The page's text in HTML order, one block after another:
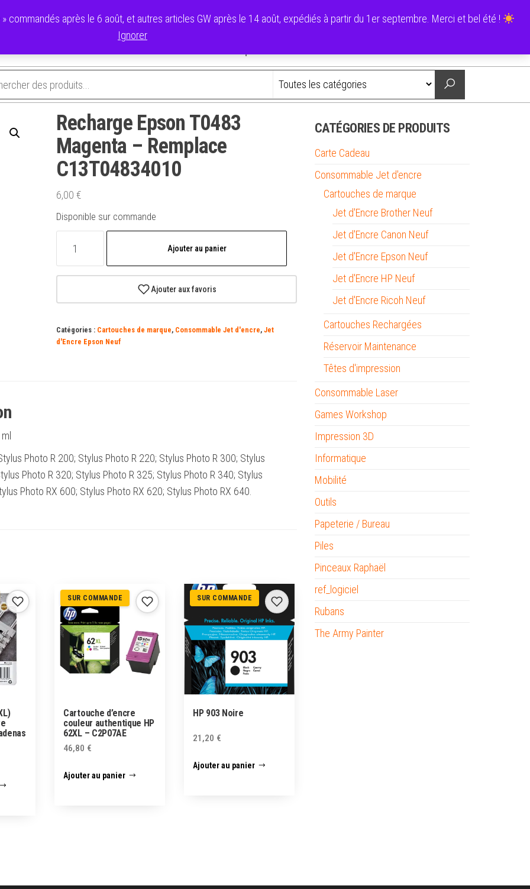
commandés après le 6 août, et autres articles GW après le 14 août, expédiés à partir du 1er septembre. Merci et bel été !
Ignorer
0,00 €
Recharge Epson T0483
Magenta – Remplace
C13T04834010
6,00 €
Disponible sur commande
T0483
-
Ajouter au panier
Ajouter aux favoris
Catégories : Cartouches de marque, Consommable Jet d'encre, Jet
d'Encre Epson Neuf
Photo R 200; Stylus Photo R 220; Stylus Photo R 300; Stylus
Photo R 320; Stylus Photo R 325; Stylus Photo R 340; Stylus
Photo RX 600; Stylus Photo RX 620; Stylus Photo RX 640.
SUR COMMANDE
Cartouche d’encre
couleur authentique HP
62XL – C2P07AE
46,80 €
Ajouter au panier
SUR COMMANDE
HP 903 Noire
21,20 €
Ajouter au panier
CATÉGORIES DE PRODUITS
Carte Cadeau
Consommable Jet d'encre
Cartouches de marque
Jet d'Encre Brother Neuf
Jet d'Encre Canon Neuf
Jet d'Encre Epson Neuf
Jet d'Encre HP Neuf
Jet d'Encre Ricoh Neuf
Cartouches Rechargées
Réservoir Maintenance
Têtes d'impression
Consommable Laser
Games Workshop
Impression 3D
Informatique
Mobilité
Outils
Papeterie / Bureau
Piles
Pinceaux Raphaël
ref_logiciel
Rubans
The Army Painter